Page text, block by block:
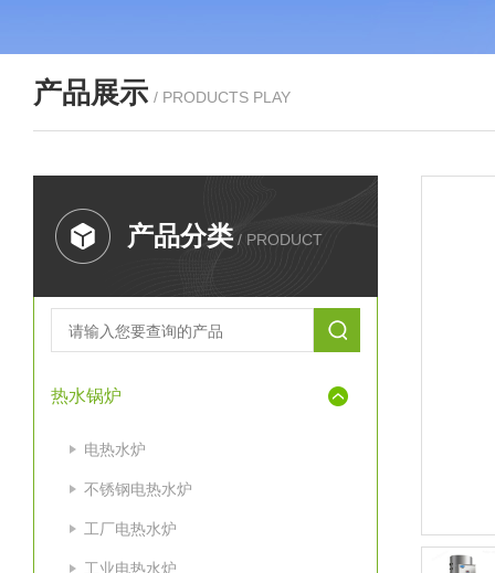
产品展示 / PRODUCTS PLAY
产品分类 / PRODUCT
热水锅炉
电热水炉
不锈钢电热水炉
工厂电热水炉
工业电热水炉